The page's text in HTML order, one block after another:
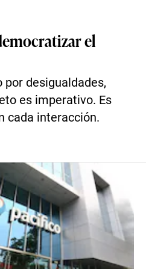
el
por desigualdades,
es imperativo. Es
cada interacción.